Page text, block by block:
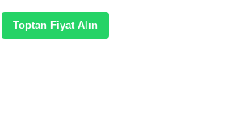
Toptan Fiyat Alın